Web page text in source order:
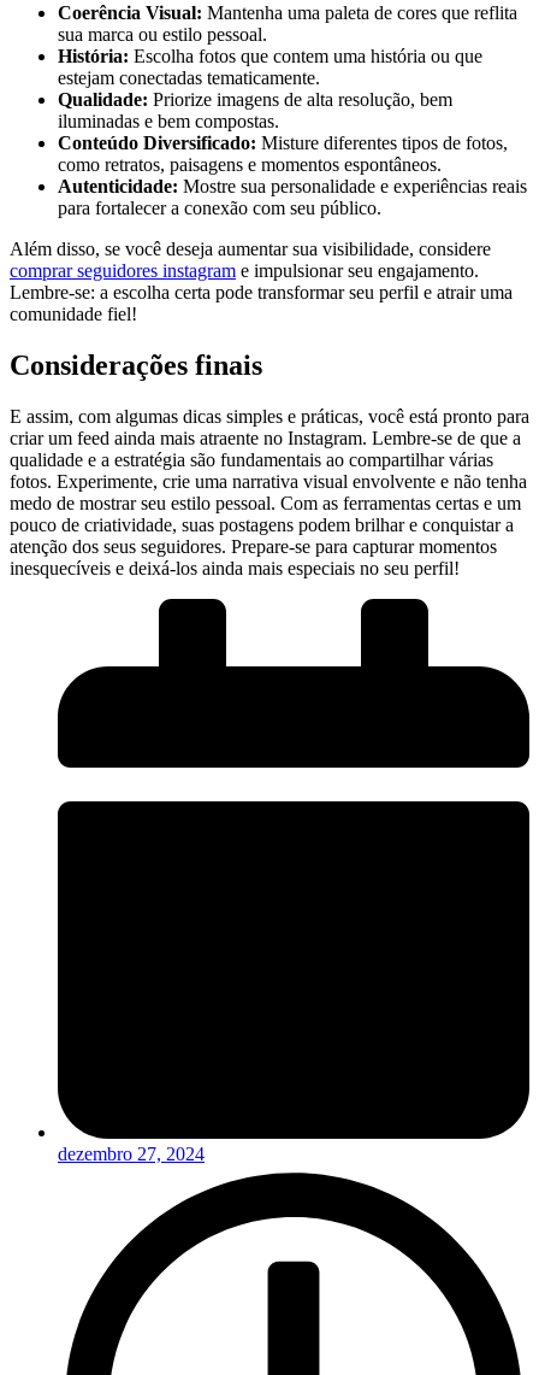
Coerência Visual: Mantenha uma paleta de cores que reflita
⁣sua marca ou estilo pessoal.
História: ‌Escolha fotos que contem uma ⁢história ou que
estejam conectadas tematicamente.
Qualidade: Priorize imagens⁢ de alta resolução,⁢ bem
⁣iluminadas⁤ e⁣ bem compostas.
Conteúdo Diversificado: ⁣Misture diferentes tipos ⁤de fotos,
como retratos, paisagens e⁤ momentos espontâneos.
Autenticidade: Mostre sua personalidade e experiências⁢ reais
para fortalecer a conexão com seu ⁤público.
Além disso, se ‌você deseja aumentar sua ‍visibilidade, considere
comprar seguidores instagram e‍ impulsionar seu engajamento.
Lembre-se: a escolha ‌certa pode transformar seu perfil e atrair ​uma
comunidade ⁤fiel!
Considerações finais
E assim,⁣ com algumas dicas simples e práticas, ​você está pronto para
criar um feed ainda mais⁣ atraente no Instagram. ⁣Lembre-se de que⁢ a
qualidade‍ e a‌ estratégia são fundamentais ao ⁢compartilhar várias
fotos. Experimente, ‌crie uma narrativa visual envolvente ‌e ⁣não tenha
‌medo‌ de mostrar seu estilo pessoal. Com as ferramentas certas e ‌um‌
pouco de criatividade, suas postagens podem‍ brilhar e conquistar‌ a
atenção dos ‍seus seguidores.⁤ Prepare-se para capturar momentos
inesquecíveis e deixá-los ainda mais especiais ​no seu perfil!
dezembro 27, 2024